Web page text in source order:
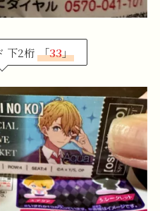
下2桁 「33」